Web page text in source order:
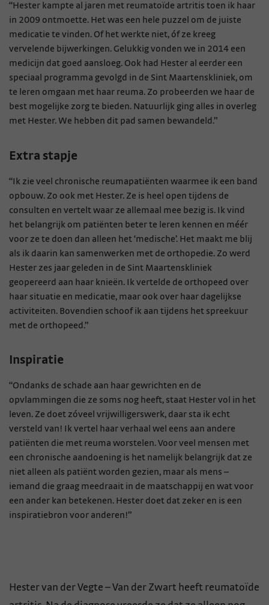
“Hester kampte al jaren met reumatoïde artritis toen ik haar
in 2009 ontmoette. Het was een hele puzzel om de juiste
medicatie te vinden. Of het werkte niet, óf ze kreeg
vervelende bijwerkingen. Gelukkig vonden we in 2014 een
medicijn dat goed aansloeg. Ook had Hester al eerder een
speciaal programma gevolgd in de Sint Maartenskliniek, om
te leren omgaan met haar reuma. Zo probeerden we haar de
best mogelijke zorg te bieden. Natuurlijk ging alles in overleg
met Hester. We hebben dit pad samen bewandeld.”
Extra stapje
“Ik zie veel chronische reumapatiënten waarmee ik een band
opbouw. Zo ook met Hester. Ze is heel open tijdens de
consulten en vertelt waar ze allemaal mee bezig is. Ik vind
het belangrijk om patiënten beter te leren kennen en méér
voor ze te doen dan alleen het ‘medische’. Het maakt me blij
als ik daarin kan samenwerken met de orthopedie. Zo werd
Hester zes jaar geleden in de Sint Maartenskliniek
geopereerd aan haar knieën. Ik vertelde de orthopeed over
haar situatie en medicatie, maar ook over haar dagelijkse
activiteiten. Bovendien schoof ik aan tijdens het spreekuur
met de orthopeed.”
Inspiratie
“Ondanks de schade aan haar gewrichten en de
opvlammingen die ze soms nog heeft, staat Hester vol in het
leven. Ze doet zóveel vrijwilligerswerk, daar sta ik echt
versteld van! Ik vertel haar verhaal wel eens aan andere
patiënten die met reuma worstelen. Voor veel mensen met
een chronische aandoening is het namelijk belangrijk dat ze
niet alleen als patiënt worden gezien, maar als mens –
iemand die graag meedraait in de maatschappij en wat voor
een ander kan betekenen. Hester doet dat zeker en is een
inspiratiebron voor anderen!”
Hester van der Vegte – Van der Zwart heeft reumatoïde